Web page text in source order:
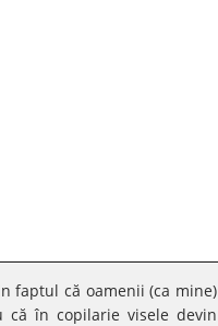
faptul că oamenii (ca mine)
în copilarie visele devin